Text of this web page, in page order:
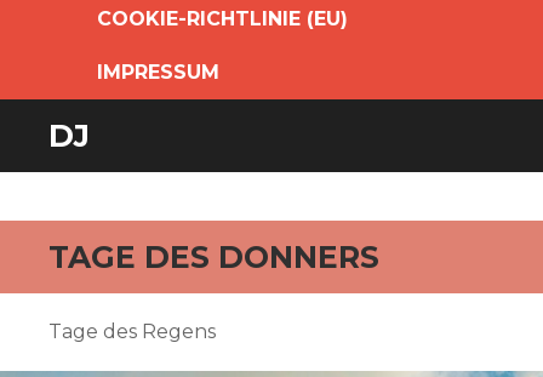
COOKIE-RICHTLINIE (EU)
IMPRESSUM
DJ
TAGE DES DONNERS
Tage des Regens